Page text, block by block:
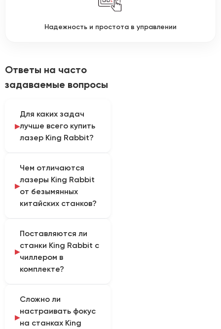
Надежность и простота в управлении
Ответы на часто
задаваемые вопросы
Для каких задач
лучше всего купить
лазер King Rabbit?
популярен в рекламном,
сувенирном и
текстильном бизнесе.
Эти CO2 станки
акрила, кожи, бумаги,
тканей и двухслойных
пластиков. Отличный
старт для малого
бизнеса с умеренным
Чем отличаются
лазеры King Rabbit
от безымянных
китайских станков?
заводскую сборку,
толстый металл
корпуса, брендовые
материнские платы
двигатели Leadshine.
Они обладают
реальной гарантией,
Поставляются ли
станки King Rabbit с
чиллером в
комплекте?
часто идут с простым
погружным водяным
насосом (помпой). Для
Сложно ли
настраивать фокус
на станках King